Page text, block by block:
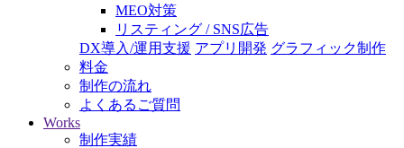
MEO対策
リスティング / SNS広告
DX導入/運用支援 アプリ開発 グラフィック制作
料金
制作の流れ
よくあるご質問
Works
制作実績